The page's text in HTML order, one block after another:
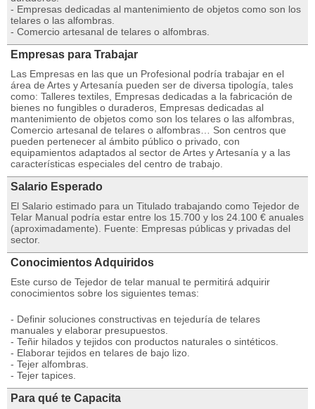
- Empresas dedicadas al mantenimiento de objetos como son los
telares o las alfombras.
- Comercio artesanal de telares o alfombras.
Empresas para Trabajar
Las Empresas en las que un Profesional podría trabajar en el
área de Artes y Artesanía pueden ser de diversa tipología, tales
como: Talleres textiles, Empresas dedicadas a la fabricación de
bienes no fungibles o duraderos, Empresas dedicadas al
mantenimiento de objetos como son los telares o las alfombras,
Comercio artesanal de telares o alfombras… Son centros que
pueden pertenecer al ámbito público o privado, con
equipamientos adaptados al sector de Artes y Artesanía y a las
características especiales del centro de trabajo.
Salario Esperado
El Salario estimado para un Titulado trabajando como Tejedor de
Telar Manual podría estar entre los 15.700 y los 24.100 € anuales
(aproximadamente). Fuente: Empresas públicas y privadas del
sector.
Conocimientos Adquiridos
Este curso de Tejedor de telar manual te permitirá adquirir
conocimientos sobre los siguientes temas:
- Definir soluciones constructivas en tejeduría de telares
manuales y elaborar presupuestos.
- Teñir hilados y tejidos con productos naturales o sintéticos.
- Elaborar tejidos en telares de bajo lizo.
- Tejer alfombras.
- Tejer tapices.
Para qué te Capacita